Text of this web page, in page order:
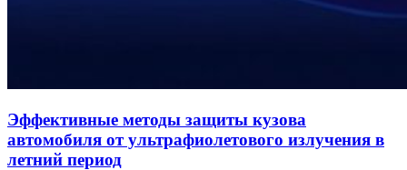
Эффективные методы защиты кузова
автомобиля от ультрафиолетового излучения в
летний период